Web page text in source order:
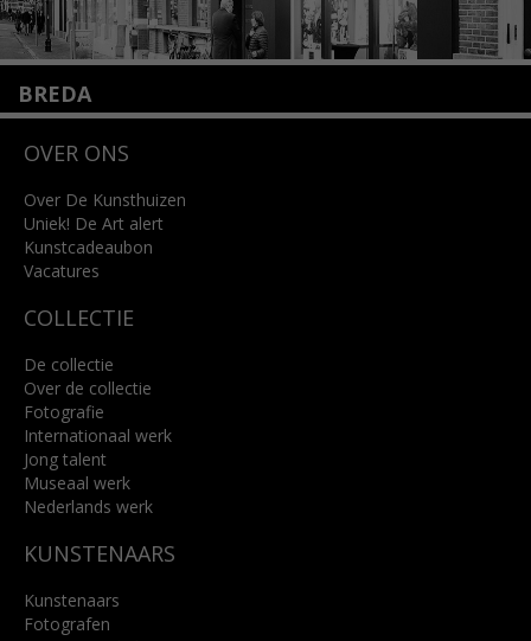
BREDA
4818 SB Breda
info@kunsthuisbreda.nl
Lees meer
OVER ONS
Over De Kunsthuizen
Uniek! De Art alert
Kunstcadeaubon
Vacatures
COLLECTIE
De collectie
Over de collectie
Fotografie
Internationaal werk
Jong talent
Museaal werk
Nederlands werk
KUNSTENAARS
Kunstenaars
Fotografen